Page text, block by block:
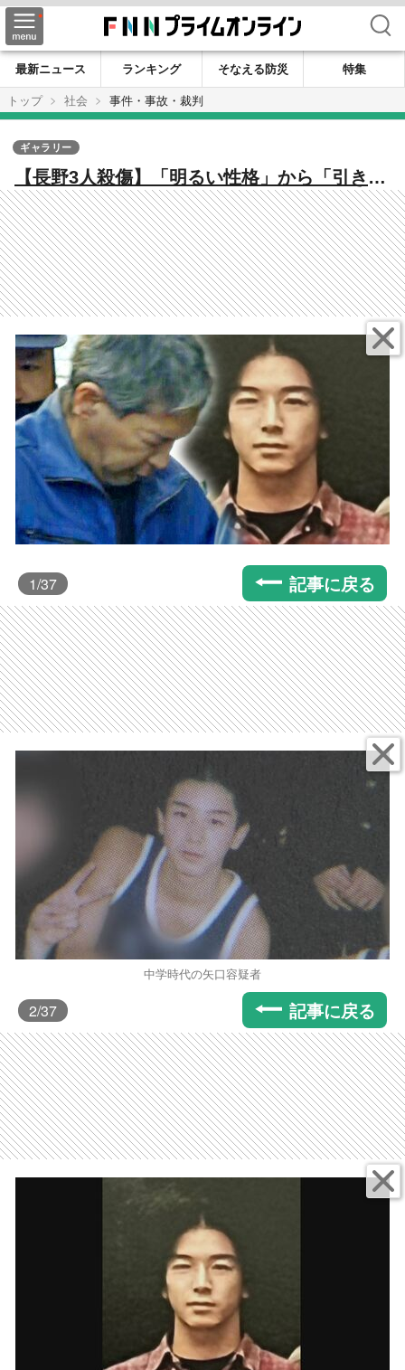
検索
最新ニュース ランキング そなえる防災
特集
トップ
社会 事件・事故・裁判
【長野3人殺傷】「明るい性格」から「引きこ
もり」へ 矢口雄資容疑者（46）の変貌 専
門家の見解「通り魔事件は人生の途中で挫折
し、孤独と絶望感から犯行に及ぶ人が多い」
ギャラリー
1/37 記事に戻る
中学時代の矢口容疑者
2/37 記事に戻る